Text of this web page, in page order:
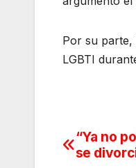
Por su parte,
LGBTI
“Ya no
se